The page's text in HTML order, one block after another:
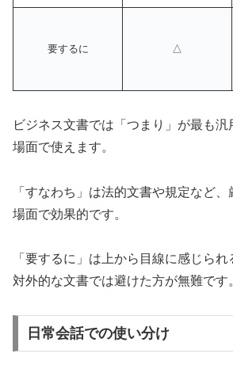
要するに △
ビジネス文書では「つまり」が最も
場面で使えます。
「すなわち」は法的文書や規定など
場面で効果的です。
「要するに」は上から目線に感じられ
対外的な文書では避けた方が無難です
日常会話での使い分け